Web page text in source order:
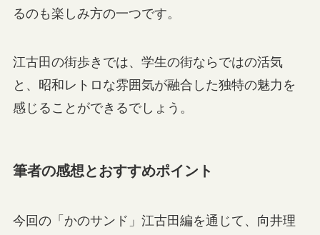
るのも楽しみ方の一つです。
江古田の街歩きでは、学生の街ならではの活気
と、昭和レトロな雰囲気が融合した独特の魅力を
感じることができるでしょう。
筆者の感想とおすすめポイント
今回の「かのサンド」江古田編を通じて、向井理